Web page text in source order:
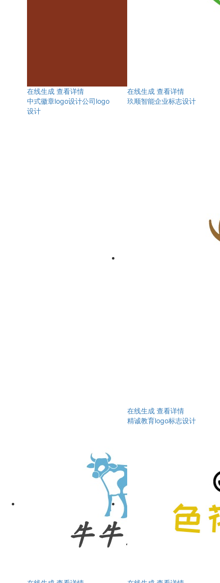
在线生成 查看详情
中式徽章logo设计公司logo
设计
在线生成 查看详情
玖顺智能企业标志设计
在线生成 查看详情
精诚教育logo标志设计